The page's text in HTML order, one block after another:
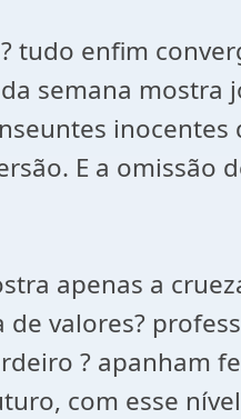
tudo enfim
semana
inocentes
E a omissão
apenas a
valores?
? apanham
com esse